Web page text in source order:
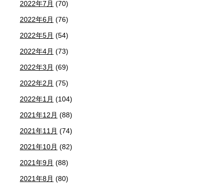
2022年7月 (70)
2022年6月 (76)
2022年5月 (54)
2022年4月 (73)
2022年3月 (69)
2022年2月 (75)
2022年1月 (104)
2021年12月 (88)
2021年11月 (74)
2021年10月 (82)
2021年9月 (88)
2021年8月 (80)